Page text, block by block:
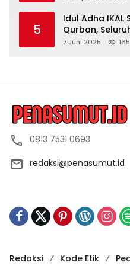
5
Idul Adha IKAL
Qurban,
Dapat Daging
7 Juni 2025
0813 7531 0693
redaksi@penasumut.id
Redaksi Kode Etik